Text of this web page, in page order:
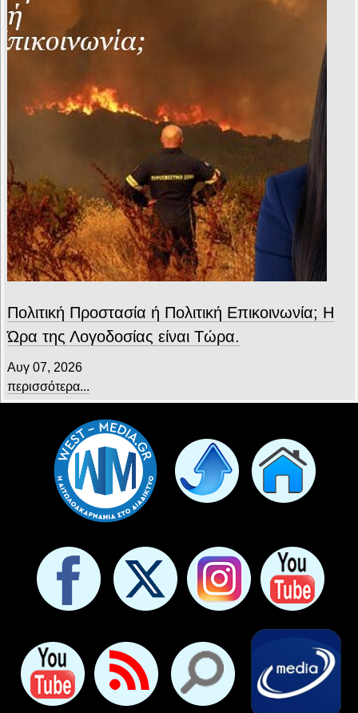
Πολιτική Προστασία ή Πολιτική Επικοινωνία; Η
Ώρα της Λογοδοσίας είναι Τώρα.
Αυγ 07, 2026
περισσότερα...